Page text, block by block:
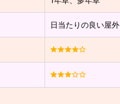
日当たりの良い屋外